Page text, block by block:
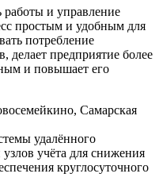
работы и управление
простым и удобным для
потребление
делает предприятие более
и повышает его
Самарская
удалённого
учёта для снижения
круглосуточного